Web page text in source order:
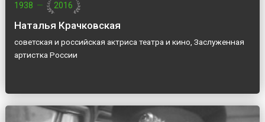
1938 — 2016
Наталья Крачковская
советская и российская актриса театра и кино, Заслуженная
артистка России